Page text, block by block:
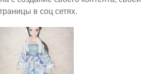
в соц сетях.